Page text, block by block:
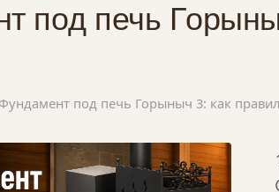
под печь
Фундамент под печь Горыныч 3: как